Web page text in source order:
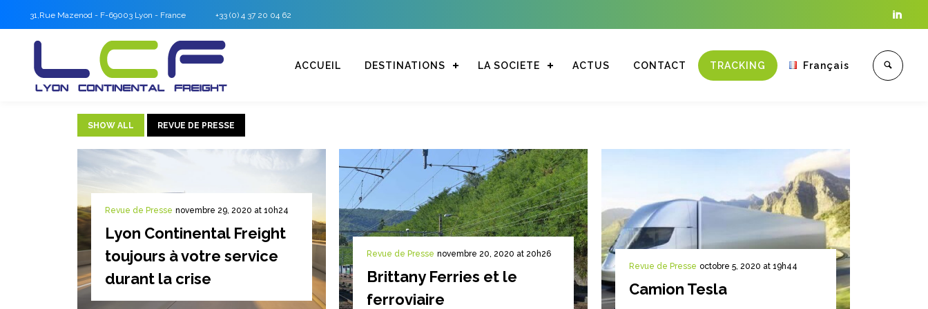
31,Rue Mazenod - F-69003 Lyon - France +33 (0) 4 37 20 04 62 
ACCUEIL DESTINATIONS LA SOCIETE ACTUS CONTACT TRACKING Français
SHOW ALL REVUE DE PRESSE
Revue de Presse novembre 29, 2020 at 10h24
Lyon Continental Freight
toujours à votre service
durant la crise
Revue de Presse novembre 20, 2020 at 20h26
Brittany Ferries et le
ferroviaire
Revue de Presse octobre 5, 2020 at 19h44
Camion Tesla